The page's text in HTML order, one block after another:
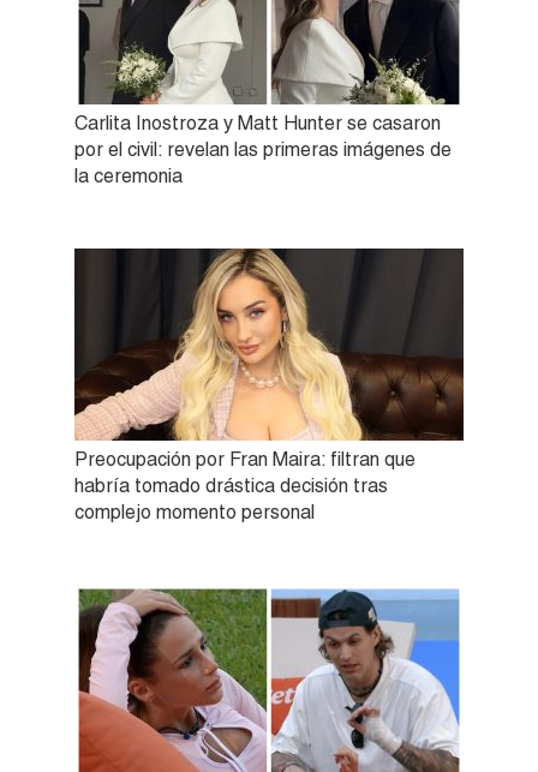
Carlita Inostroza y Matt Hunter se casaron
por el civil: revelan las primeras imágenes de
la ceremonia
Preocupación por Fran Maira: filtran que
habría tomado drástica decisión tras
complejo momento personal